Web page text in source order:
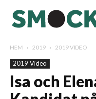
HEM 2019 2019 VIDEO
2019 Video
Isa och